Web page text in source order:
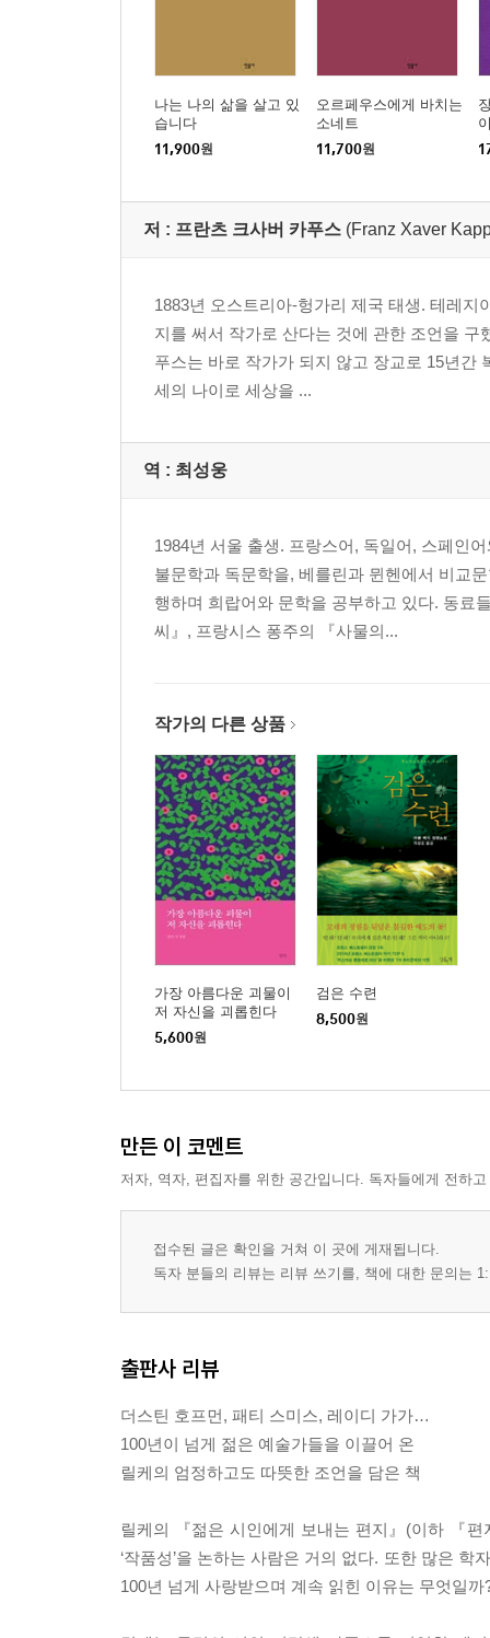
나는 나의 삶을 살고 있
습니다
11,900원
오르페우스에게 바치는
소네트
11,700원
저 : 프란츠 크사버 카푸스 (Franz Xaver
1883년 오스트리아-헝가리 제국 태생. 테레
지를 써서 작가로 산다는 것에 관한 조언을
푸스는 바로 작가가 되지 않고 장교로 15년간
세의 나이로 세상을 ...
역 : 최성웅
1984년 서울 출생. 프랑스어, 독일어, 스페인
불문학과 독문학을, 베를린과 뮌헨에서 비교
행하며 희랍어와 문학을 공부하고 있다. 동료
씨』, 프랑시스 퐁주의 『사물의...
작가의 다른 상품
가장 아름다운 괴물이
저 자신을 괴롭힌다
5,600원
검은 수련
8,500원
만든 이 코멘트
저자, 역자, 편집자를 위한 공간입니다. 독자들에게 전하
접수된 글은 확인을 거쳐 이 곳에 게재됩니다.
독자 분들의 리뷰는 리뷰 쓰기를, 책에 대한 문의는
출판사 리뷰
더스틴 호프먼, 패티 스미스, 레이디 가가…
100년이 넘게 젊은 예술가들을 이끌어 온
릴케의 엄정하고도 따뜻한 조언을 담은 책
릴케의 『젊은 시인에게 보내는 편지』(이하 『
‘작품성’을 논하는 사람은 거의 없다. 또한 많은
100년 넘게 사랑받으며 계속 읽힌 이유는 무엇일